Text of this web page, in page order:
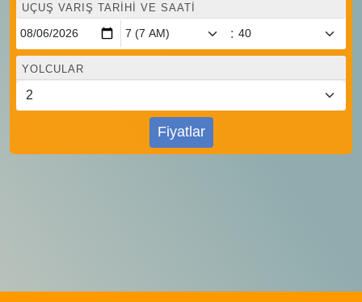
UÇUŞ VARIŞ TARIHI VE SAATI
:
YOLCULAR
Fiyatlar